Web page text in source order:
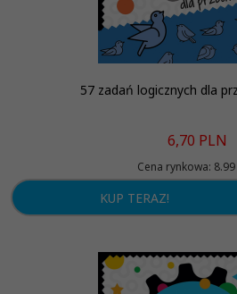
57 zadań logicznych dla
6,70 PLN
Cena rynkowa: 8.99
KUP TERAZ!